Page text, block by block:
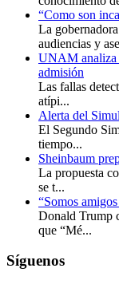
“Como son
La
audiencias y
UNAM analiza
admisión
Las fallas
atípi...
Alerta del
El Segundo
tiempo...
Sheinbaum
La propuesta
se t...
“Somos
Donald Trump
que “Mé...
Síguenos